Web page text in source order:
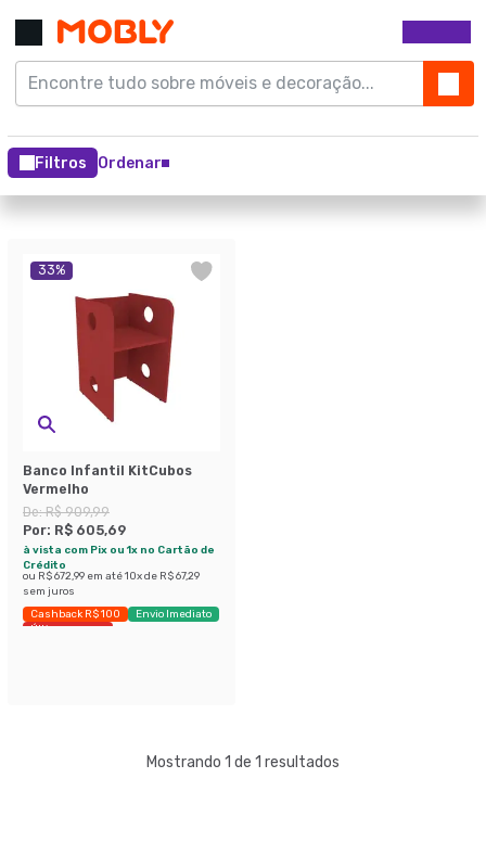
Filtros Ordenar
33%
Banco Infantil KitCubos
Vermelho
De:R$ 909,99
Por: R$ 605,69
à vista com Pix ou 1x no Cartão de
Crédito
ou R$ 672,99 em até10x de R$ 67,29
sem juros
Cashback R$ 100
Envio Imediato
Últimas peças
Mostrando 1 de 1 resultados